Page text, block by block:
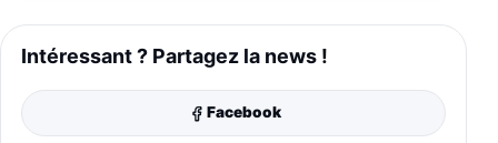
Intéressant ? Partagez la news !
Facebook